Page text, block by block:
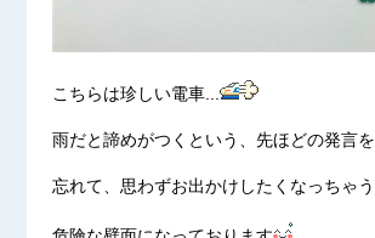
こちらは珍しい電車...
雨だと諦めがつくという、先ほどの発言を
忘れて、思わずお出かけしたくなっちゃう